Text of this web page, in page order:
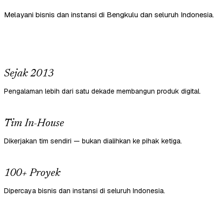
Melayani bisnis dan instansi di Bengkulu dan seluruh Indonesia.
Sejak 2013
Pengalaman lebih dari satu dekade membangun produk digital.
Tim In-House
Dikerjakan tim sendiri — bukan dialihkan ke pihak ketiga.
100+ Proyek
Dipercaya bisnis dan instansi di seluruh Indonesia.